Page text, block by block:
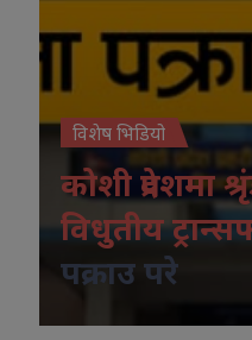
विशेष भिडियो
कोशी प्रदेशमा
विधुतीय
पक्राउ परे